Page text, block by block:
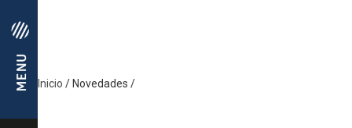
Inicio / Novedades /